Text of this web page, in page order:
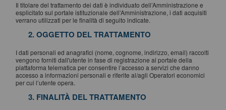
Il titolare del trattamento dei dati è individuato dell’Amministrazione e
esplicitato sul portale istituzionale dell’Amministrazione, i dati acquisiti
verrano utilizzati per le finalità di seguito indicate.
2. OGGETTO DEL TRATTAMENTO
I dati personali ed anagrafici (nome, cognome, indirizzo, email) raccolti
vengono forniti dall'utente in fase di registrazione al portale della
piattaforma telematica per consentire l’accesso a servizi che danno
accesso a informazioni personali e riferite al/agli Operatori economici
per cui l’utente opera.
3. FINALITÀ DEL TRATTAMENTO